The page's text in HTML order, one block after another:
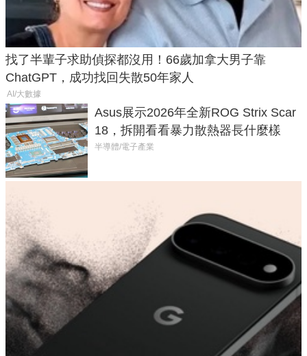
找了半輩子求助偵探都沒用！66歲加拿大男子靠
ChatGPT，成功找回失散50年家人
AI/大數據
Asus展示2026年全新ROG Strix Scar
18，拆開看看暴力散熱器長什麼樣
半導體/電子產業